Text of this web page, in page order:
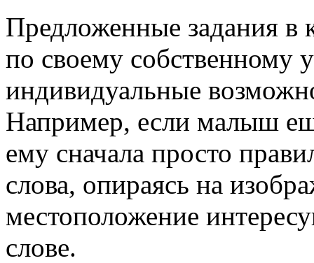
Предложенные задания в
по своему собственному
индивидуальные
Например, если малыш
ему сначала просто
слова, опираясь на
местоположение
слове.